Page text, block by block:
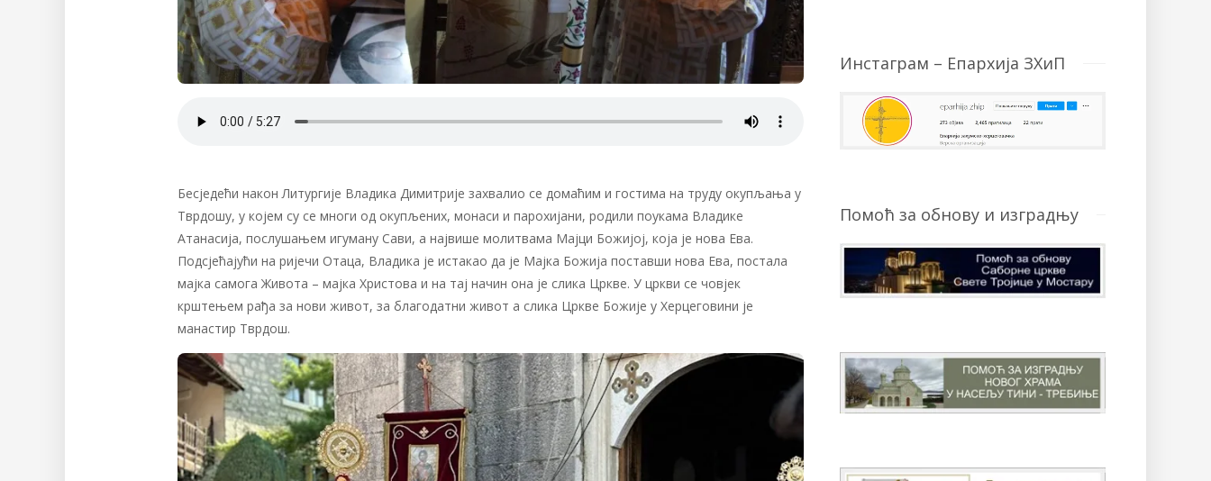
Бесједећи након Литургије Владика Димитрије захвалио се домаћим и гостима на труду окупљања у
Тврдошу, у којем су се многи од окупљених, монаси и парохијани, родили поукама Владике
Атанасија, послушањем игуману Сави, а највише молитвама Мајци Божијој, која је нова Ева.
Подсјећајући на ријечи Отаца, Владика је истакао да је Мајка Божија поставши нова Ева, постала
мајка самога Живота – мајка Христова и на тај начин она је слика Цркве. У цркви се човјек
крштењем рађа за нови живот, за благодатни живот а слика Цркве Божије у Херцеговини је
манастир Тврдош.
Инстаграм – Епархија ЗХиП
Помоћ за обнову и изградњу